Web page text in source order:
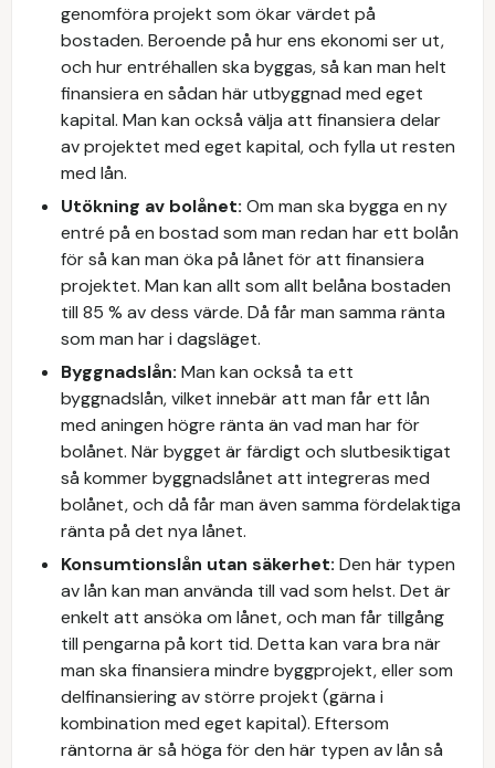
genomföra projekt som ökar värdet på
bostaden. Beroende på hur ens ekonomi ser ut,
och hur entréhallen ska byggas, så kan man helt
finansiera en sådan här utbyggnad med eget
kapital. Man kan också välja att finansiera delar
av projektet med eget kapital, och fylla ut resten
med lån.
Utökning av bolånet: Om man ska bygga en ny
entré på en bostad som man redan har ett bolån
för så kan man öka på lånet för att finansiera
projektet. Man kan allt som allt belåna bostaden
till 85 % av dess värde. Då får man samma ränta
som man har i dagsläget.
Byggnadslån: Man kan också ta ett
byggnadslån, vilket innebär att man får ett lån
med aningen högre ränta än vad man har för
bolånet. När bygget är färdigt och slutbesiktigat
så kommer byggnadslånet att integreras med
bolånet, och då får man även samma fördelaktiga
ränta på det nya lånet.
Konsumtionslån utan säkerhet: Den här typen
av lån kan man använda till vad som helst. Det är
enkelt att ansöka om lånet, och man får tillgång
till pengarna på kort tid. Detta kan vara bra när
man ska finansiera mindre byggprojekt, eller som
delfinansiering av större projekt (gärna i
kombination med eget kapital). Eftersom
räntorna är så höga för den här typen av lån så